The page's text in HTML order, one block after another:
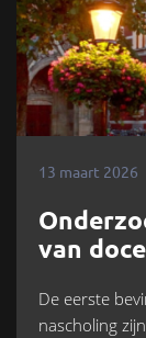
13 maart 2026
van
De eerste
nascholing